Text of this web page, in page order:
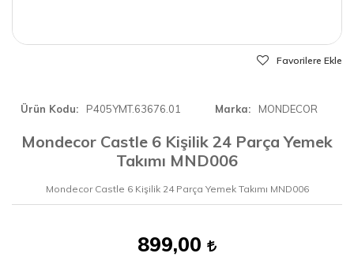
Favorilere Ekle
Ürün Kodu P405YMT.63676.01 Marka MONDECOR
Mondecor Castle 6 Kişilik 24 Parça Yemek
Takımı MND006
Mondecor Castle 6 Kişilik 24 Parça Yemek Takımı MND006
899,00